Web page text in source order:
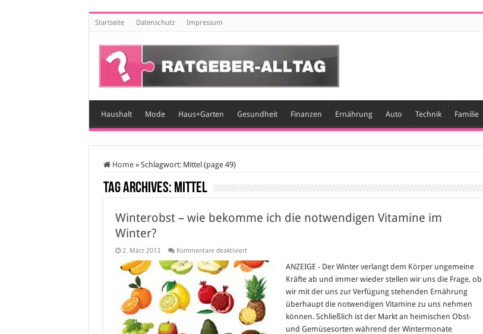
Startseite Datenschutz Impressum
Haushalt Mode Haus+Garten Gesundheit Finanzen Ernährung Auto Technik Familie
Home » Schlagwort: Mittel (page 49)
Tag Archives: Mittel
Winterobst – wie bekomme ich die notwendigen Vitamine im
Winter?
2. März 2013 Kommentare deaktiviertfür
–
wie
bekomme
ich
die
notwendigen
Vitamine
im
Winter?
ANZEIGE - Der Winter verlangt dem Körper ungemeine
Kräfte ab und immer wieder stellen wir uns die Frage, ob
wir mit der uns zur Verfügung stehenden Ernährung
überhaupt die notwendigen Vitamine zu uns nehmen
können. Schließlich ist der Markt an heimischen Obst-
und Gemüsesorten während der Wintermonate